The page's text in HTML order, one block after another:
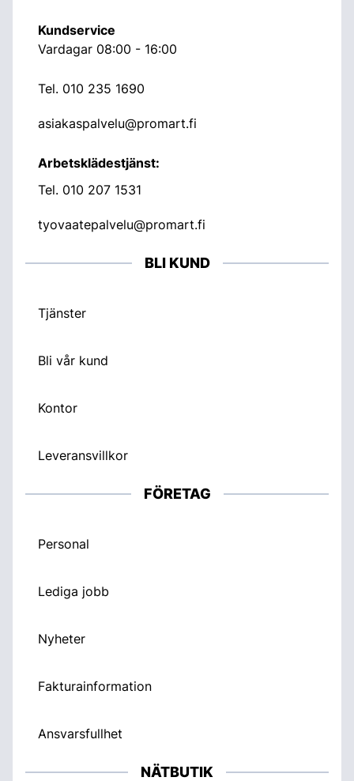
Kundservice
Vardagar 08:00 - 16:00
Tel. 010 235 1690
asiakaspalvelu@promart.fi
Arbetsklädestjänst:
Tel. 010 207 1531
tyovaatepalvelu@promart.fi
BLI KUND
Tjänster
Bli vår kund
Kontor
Leveransvillkor
FÖRETAG
Personal
Lediga jobb
Nyheter
Fakturainformation
Ansvarsfullhet
NÄTBUTIK